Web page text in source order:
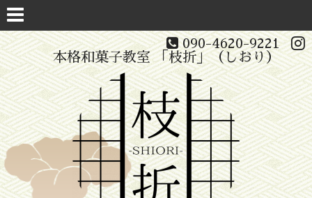
090-4620-9221
本格和菓子教室 「枝折」（しおり）